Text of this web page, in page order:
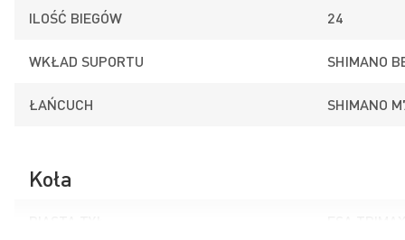
ILOŚĆ BIEGÓW 24
WKŁAD SUPORTU SHIMANO
ŁAŃCUCH SHIMANO
Koła